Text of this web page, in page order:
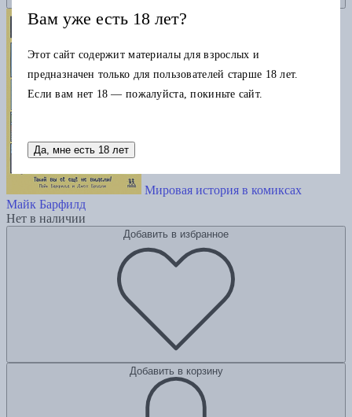
Мировая история в комиксах
Майк Барфилд
Нет в наличии
Добавить в избранное
Добавить в корзину
Вам уже есть 18 лет?
Этот сайт содержит материалы для взрослых и
предназначен только для пользователей старше 18 лет.
Если вам нет 18 — пожалуйста, покиньте сайт.
Да, мне есть 18 лет